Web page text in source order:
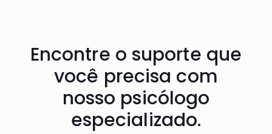
Encontre o suporte que
você precisa com
nosso psicólogo
especializado.